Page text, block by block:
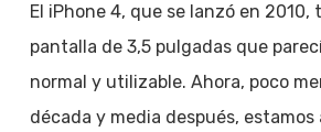
El iPhone 4, que se lanzó en 2010,
pantalla de 3,5 pulgadas que
normal y utilizable. Ahora, poco
década y media después,